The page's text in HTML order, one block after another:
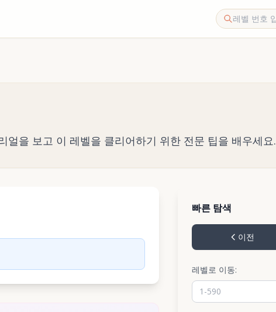
을 보고 이 레벨을 클리어하기 위한 전문 팁을 배우세요.
빠른 탐색
이전
레벨로 이동: